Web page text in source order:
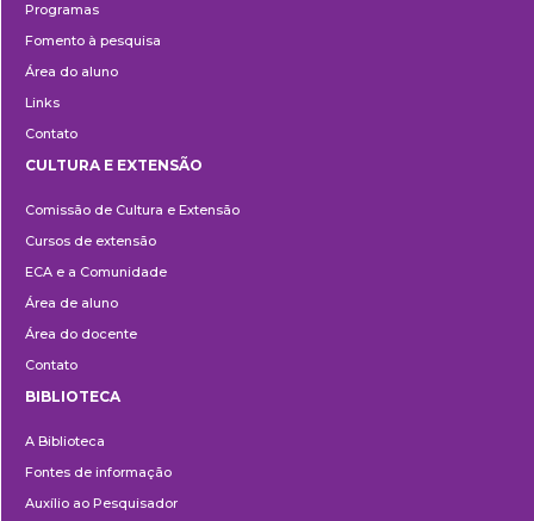
Programas
Fomento à pesquisa
Área do aluno
Links
Contato
e
Extensão
CULTURA E EXTENSÃO
Comissão de Cultura e Extensão
Cursos de extensão
ECA e a Comunidade
Área de aluno
Área do docente
Contato
BIBLIOTECA
A Biblioteca
Fontes de informação
Auxílio ao Pesquisador